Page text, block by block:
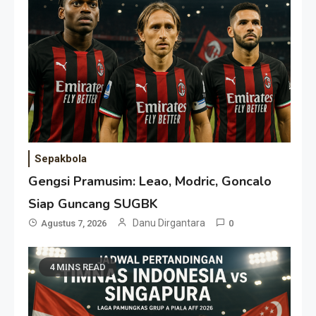
Sepakbola
Gengsi Pramusim: Leao, Modric, Goncalo
Siap Guncang SUGBK
Agustus 7, 2026 Danu Dirgantara 0
4 MINS READ